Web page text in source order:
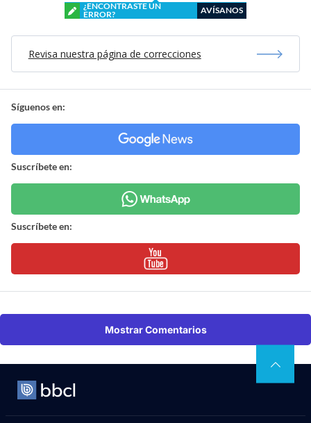
¿ENCONTRASTE UN
ERROR?
AVÍSANOS
Revisa nuestra página de correcciones
Síguenos en:
Suscríbete en:
Suscríbete en:
Mostrar Comentarios